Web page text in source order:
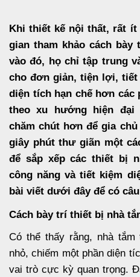
Khi thiết kế nội thất, rất
gian tham khảo cách
vào đó, họ chỉ tập trung
cho đơn giản, tiện lợi,
diện tích hạn chế hơn các
theo xu hướng hiện
chăm chút hơn để gia
giây phút thư giãn một
để sắp xếp các thiết bị
công năng và tiết kiệm
bài viết dưới đây để có
Cách bày trí thiết bị nhà
Có thể thấy rằng, nhà
nhỏ, chiếm một phần diện
vai trò cực kỳ quan trọng.